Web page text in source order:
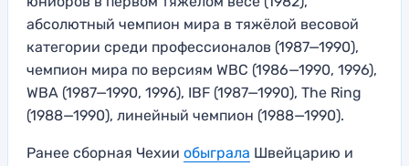
абсолютный чемпион мира в тяжёлой весовой
категории среди профессионалов (1987—1990),
чемпион мира по версиям WBC (1986—1990, 1996),
WBA (1987—1990, 1996), IBF (1987—1990), The Ring
(1988—1990), линейный чемпион (1988—1990).
Ранее сборная Чехии обыграла Швейцарию и